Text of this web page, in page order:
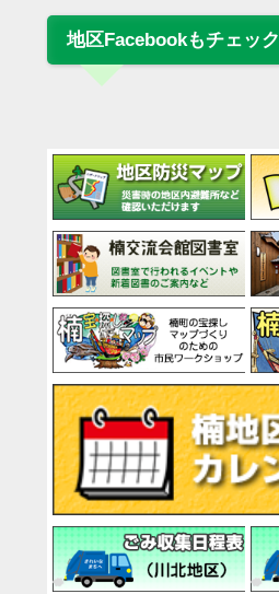
地区Facebookもチェック